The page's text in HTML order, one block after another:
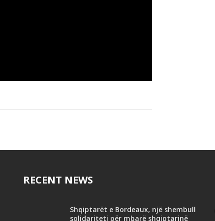
RECENT NEWS
Shqiptarët e Bordeaux, një shembull
solidariteti për mbarë shqiptarinë